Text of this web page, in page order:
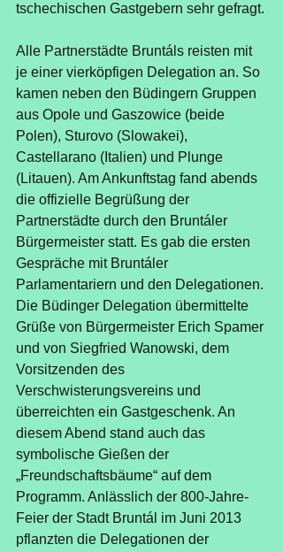
tschechischen Gastgebern sehr gefragt.
Alle Partnerstädte Bruntáls reisten mit
je einer vierköpfigen Delegation an. So
kamen neben den Büdingern Gruppen
aus Opole und Gaszowice (beide
Polen), Sturovo (Slowakei),
Castellarano (Italien) und Plunge
(Litauen). Am Ankunftstag fand abends
die offizielle Begrüßung der
Partnerstädte durch den Bruntáler
Bürgermeister statt. Es gab die ersten
Gespräche mit Bruntáler
Parlamentariern und den Delegationen.
Die Büdinger Delegation übermittelte
Grüße von Bürgermeister Erich Spamer
und von Siegfried Wanowski, dem
Vorsitzenden des
Verschwisterungsvereins und
überreichten ein Gastgeschenk. An
diesem Abend stand auch das
symbolische Gießen der
„Freundschaftsbäume“ auf dem
Programm. Anlässlich der 800-Jahre-
Feier der Stadt Bruntál im Juni 2013
pflanzten die Delegationen der